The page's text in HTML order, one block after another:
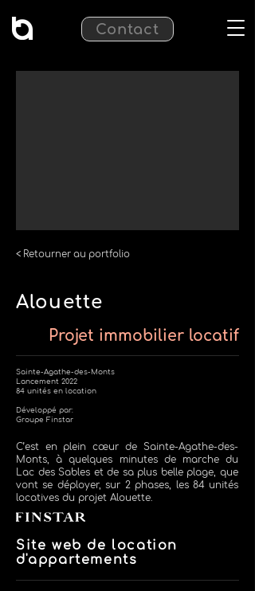
Contact
< Retourner au portfolio
Alouette
Projet immobilier locatif
Sainte-Agathe-des-Monts
Lancement 2022
84 unités en location
Développé par:
Groupe Finstar
C’est en plein cœur de Sainte-Agathe-des-
Monts, à quelques minutes de marche du
Lac des Sables et de sa plus belle plage, que
vont se déployer, sur 2 phases, les 84 unités
locatives du projet Alouette.
Site web de location
d'appartements